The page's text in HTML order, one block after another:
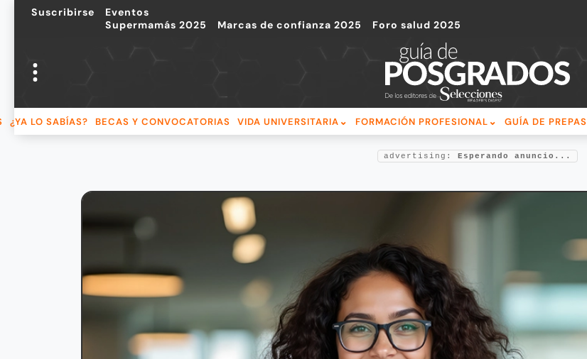
Suscribirse
Eventos
Supermamás 2025
Marcas de confianza 2025 Foro salud 2025
¿YA LO SABÍAS? BECAS Y CONVOCATORIAS VIDA UNIVERSITARIA FORMACIÓN PROFESIONAL GUÍA DE PREPAS
advertising: Esperando anuncio...